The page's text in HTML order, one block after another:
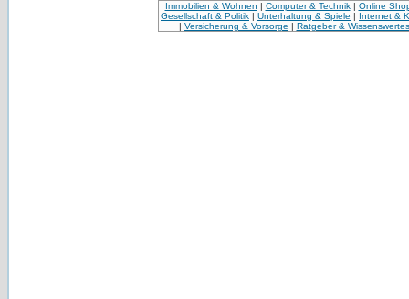
Immobilien & Wohnen | Computer & Technik| Online
Gesellschaft & Politik | Unterhaltung & Spiele | Internet &
| Versicherung & Vorsorge | Ratgeber & Wissenswertes